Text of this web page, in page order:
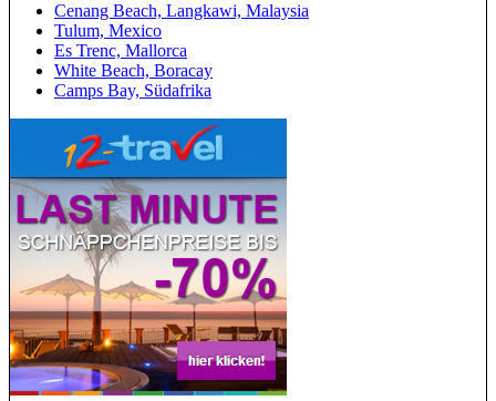
Cenang Beach, Langkawi, Malaysia
Tulum, Mexico
Es Trenc, Mallorca
White Beach, Boracay
Camps Bay, Südafrika